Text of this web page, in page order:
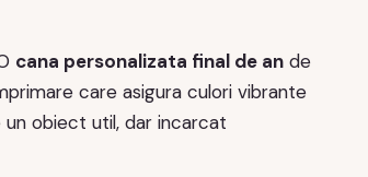
cana personalizata final de an de
care asigura culori vibrante
un obiect util, dar incarcat